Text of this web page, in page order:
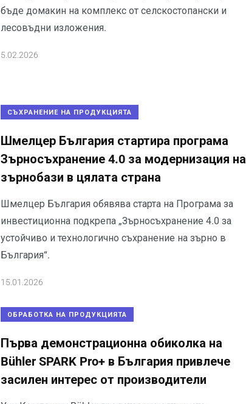
бъде домакин на комплекс от селскостопански и
лесовъдни изложения.
5.02.2026
СЪХРАНЕНИЕ НА ПРОДУКЦИЯТА
Шмелцер България стартира програма
Зърносъхранение 4.0 за модернизация на
зърнобази в цялата страна
Шмелцер България обявява старта на Програма за
инвестиционна подкрепа „Зърносъхранение 4.0 за
устойчиво и технологично съхранение на зърно в
България“.
15.01.2026
ОБРАБОТКА НА ПРОДУКЦИЯТА
Първа демонстрационна обиколка на
Bühler SPARK Pro+ в България привлече
засилен интерес от производители